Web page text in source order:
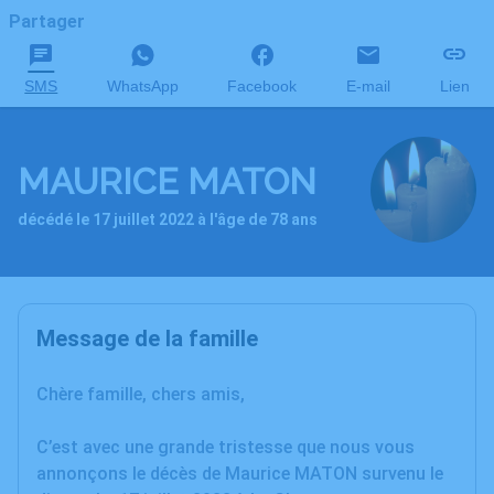
Partager
SMS WhatsApp Facebook E-mail Lien
MAURICE MATON
décédé le 17 juillet 2022 à l'âge de 78 ans
Message de la famille
Chère famille, chers amis,
C’est avec une grande tristesse que nous vous
annonçons le décès de Maurice MATON survenu le